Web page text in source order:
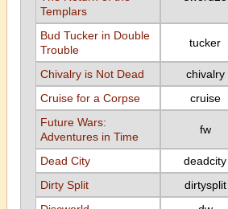
Templars
Bud Tucker in Double
Trouble
tucker
Chivalry is Not Dead chivalry
Cruise for a Corpse
cruise
Future Wars:
Adventures in Time
fw
Dead City deadcity
Dirty Split
dirtysplit